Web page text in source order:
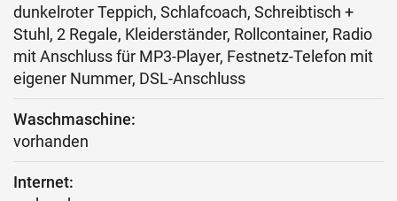
dunkelroter Teppich, Schlafcoach, Schreibtisch +
Stuhl, 2 Regale, Kleiderständer, Rollcontainer, Radio
mit Anschluss für MP3-Player, Festnetz-Telefon mit
eigener Nummer, DSL-Anschluss
Waschmaschine:
vorhanden
Internet: